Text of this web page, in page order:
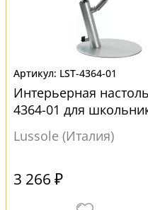
LST-4364-01
Интерьерная
4364-01 для
Lussole (Италия)
3 266 ₽